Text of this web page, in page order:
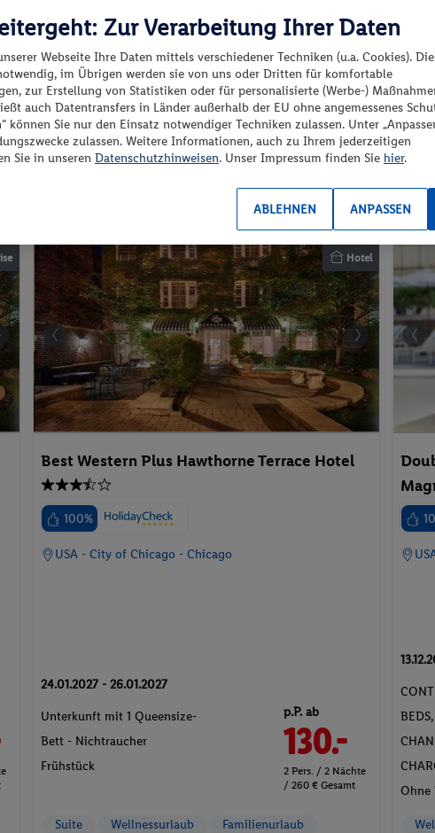
23.11.2026 - 25.11.2026
1 King Bed Standard (SPAR)
Frühstück
p.P. ab
115.-
2 Pers. / 2 Nächte
/ 230 € Gesamt
Familienurlaub
2
Inkl.
Hotel
Best Western Plus Hawthorne Terrace Hotel
100%
USA - City of Chicago - Chicago
24.01.2027 - 26.01.2027
Unterkunft mit 1 Queensize-
Bett - Nichtraucher
Frühstück
p.P. ab
130.-
2 Pers. / 2 Nächte
/ 260 € Gesamt
Suite Wellnessurlaub Familienurlaub
Ohne
Zur Verarbeitung Ihrer Daten
Webseite Ihre Daten mittels verschiedener Techniken (u.a. Cookies).
im Übrigen werden sie von uns oder Dritten für komfortable
zur Erstellung von Statistiken oder für personalisierte (Werbe-)
auch Datentransfers in Länder außerhalb der EU ohne angemessenes
können Sie nur den Einsatz notwendiger Techniken zulassen. Unter
zulassen. Weitere Informationen, auch zu Ihrem jederzeitigen
Sie in unseren Datenschutzhinweisen. Unser Impressum finden Sie hier.
ANPASSEN
ABLEHNEN